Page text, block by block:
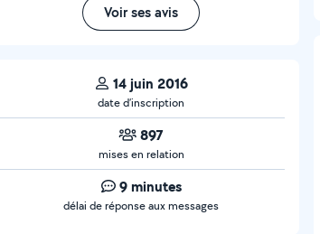
Voir ses avis
14 juin 2016
date d’inscription
897
mises en relation
9 minutes
délai de réponse aux messages